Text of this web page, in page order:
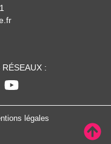
:
légales